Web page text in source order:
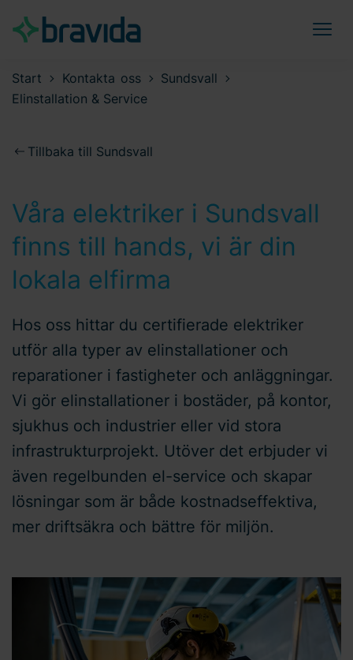
Start Kontakta oss
Sundsvall
Elinstallation & Service
Tillbaka till Sundsvall
Våra elektriker i Sundsvall
finns till hands, vi är din
lokala elfirma
Hos oss hittar du certifierade elektriker
utför alla typer av elinstallationer och
reparationer i fastigheter och anläggningar.
Vi gör elinstallationer i bostäder, på kontor,
sjukhus och industrier eller vid stora
infrastrukturprojekt. Utöver det erbjuder vi
även regelbunden el-service och skapar
lösningar som är både kostnadseffektiva,
mer driftsäkra och bättre för miljön.